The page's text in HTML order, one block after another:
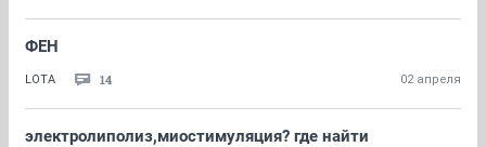
ФЕН
LOTA 14 02 апреля
электролиполиз,миостимуляция? где найти